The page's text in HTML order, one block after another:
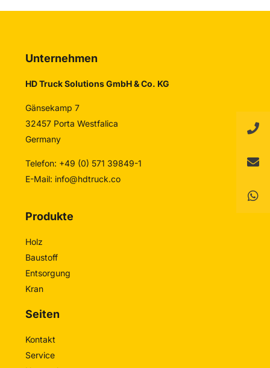
Unternehmen
HD Truck Solutions GmbH & Co. KG
Gänsekamp 7
32457 Porta Westfalica
Germany
Telefon: +49 (0) 571 39849-1
E-Mail: info@hdtruck.co
Produkte
Holz
Baustoff
Entsorgung
Kran
Seiten
Kontakt
Service